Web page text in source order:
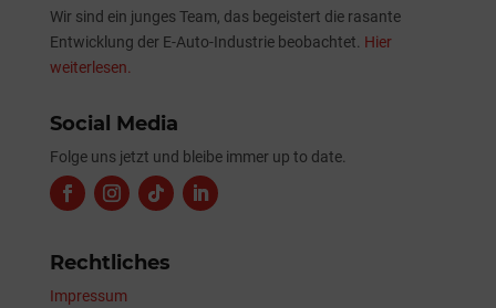
Wir sind ein junges Team, das begeistert die rasante
Entwicklung der E-Auto-Industrie beobachtet. Hier
weiterlesen.
Social Media
Folge uns jetzt und bleibe immer up to date.
Rechtliches
Impressum